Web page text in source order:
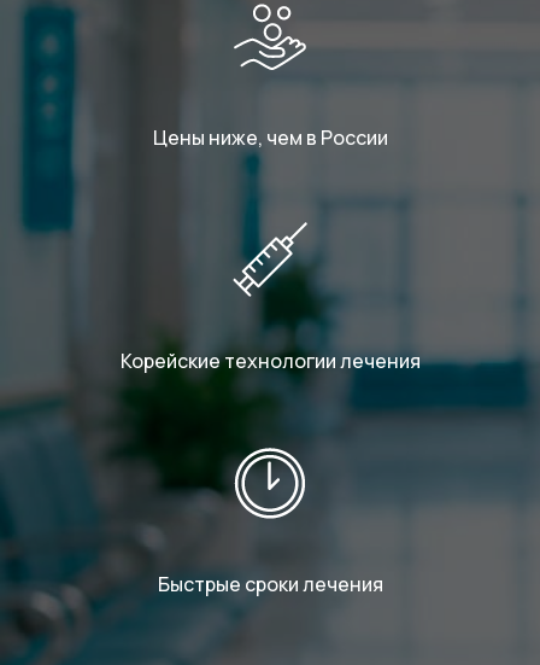
Цены ниже, чем в России
Корейские технологии лечения
Быстрые сроки лечения